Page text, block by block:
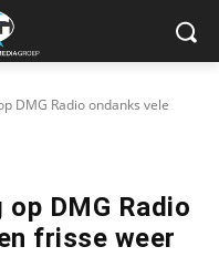
DMG Radio ondanks vele
DMG Radio
frisse weer